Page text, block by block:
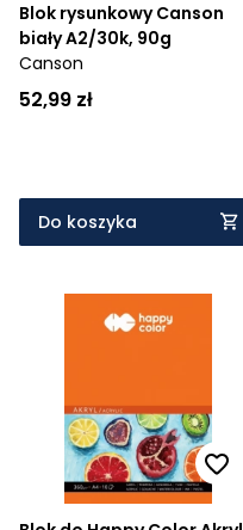
Blok rysunkowy Canson
biały A2/30k, 90g
Canson
52,99 zł
Do koszyka